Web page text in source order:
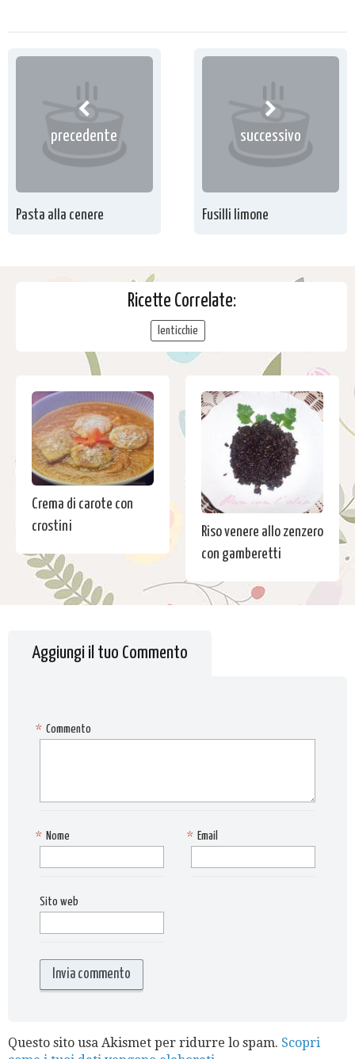
precedente
Pasta alla cenere
successivo
Fusilli limone
Ricette Correlate:
lenticchie
Crema di carote con
crostini
Riso venere allo zenzero
con gamberetti
Aggiungi il tuo Commento
Commento
*
Nome
* Email
*
Sito web
Questo sito usa Akismet per ridurre lo spam. Scopri